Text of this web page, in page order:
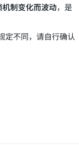
制变化而波动，是
定不同，请自行确认